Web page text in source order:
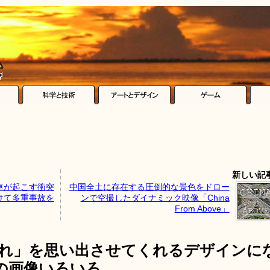
が起こす衝突
て多重事故を
新しい記
中国全土に存在する圧倒的な景色をドロー
ンで空撮したダイナミック映像「China
From Above」
」を思い出させてくれるデザインに